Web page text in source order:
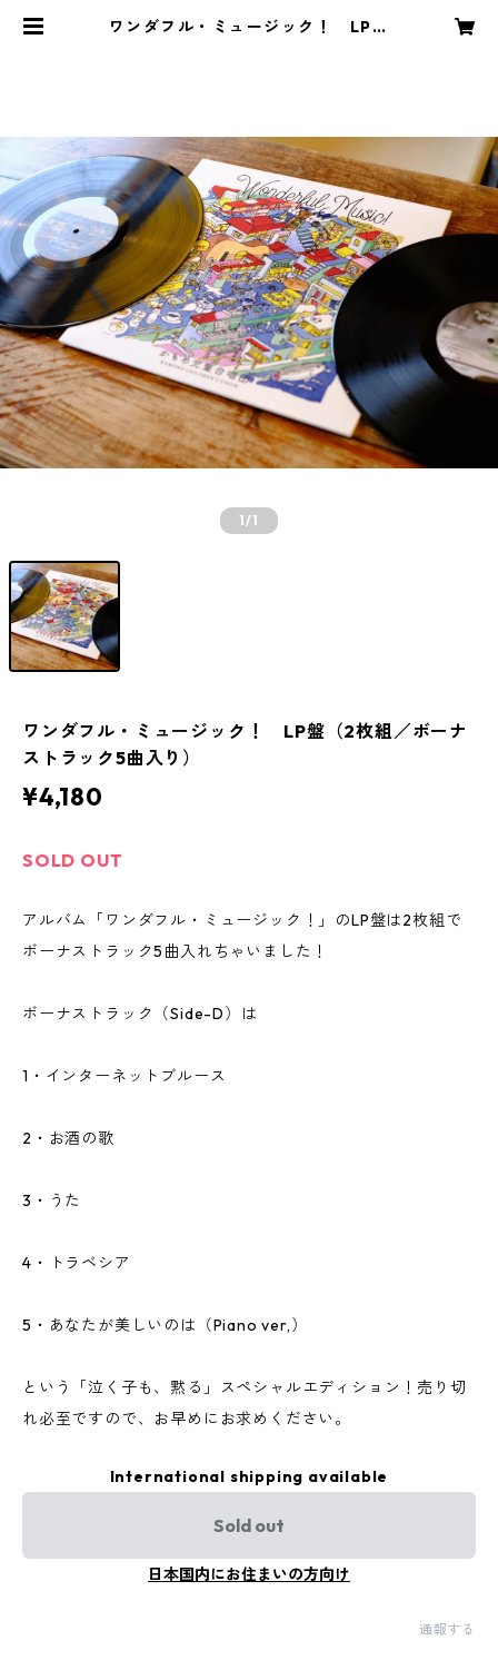
ワンダフル・ミュージック！ LP盤
1/1
ワンダフル・ミュージック！ LP盤（2枚組／ボーナ
ストラック5曲入り）
¥4,180
SOLD OUT
アルバム「ワンダフル・ミュージック！」のLP盤は2枚組で
ボーナストラック5曲入れちゃいました！
ボーナストラック（Side-D）は
1・インターネットブルース
2・お酒の歌
3・うた
4・トラベシア
5・あなたが美しいのは（Piano ver,）
という「泣く子も、黙る」スペシャルエディション！売り切
れ必至ですので、お早めにお求めください。
International shipping available
Sold out
日本国内にお住まいの方向け
通報する